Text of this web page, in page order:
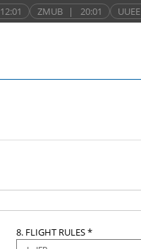
12:01 ZMUB | 20:01 UUEE
8. FLIGHT RULES *